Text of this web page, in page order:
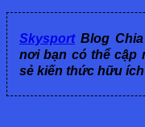
SkysportBlog Chia
nơi bạn có thể cập
sẻ kiến thức hữu